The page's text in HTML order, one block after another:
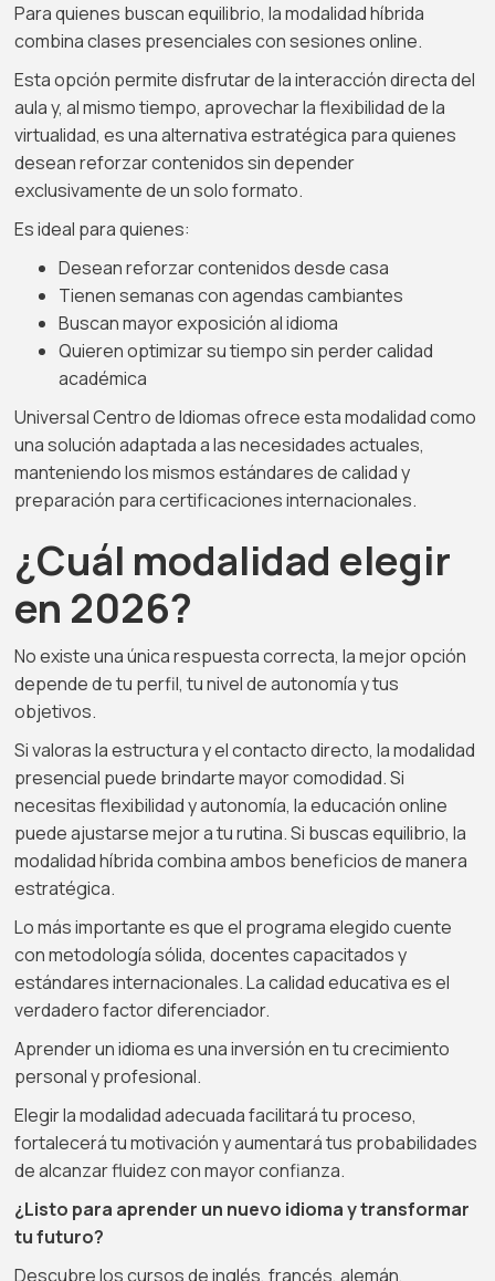
Para quienes buscan equilibrio, la modalidad híbrida
combina clases presenciales con sesiones online.
Esta opción permite disfrutar de la interacción directa del
aula y, al mismo tiempo, aprovechar la flexibilidad de la
virtualidad, es una alternativa estratégica para quienes
desean reforzar contenidos sin depender
exclusivamente de un solo formato.
Es ideal para quienes:
Desean reforzar contenidos desde casa
Tienen semanas con agendas cambiantes
Buscan mayor exposición al idioma
Quieren optimizar su tiempo sin perder calidad
académica
Universal Centro de Idiomas ofrece esta modalidad como
una solución adaptada a las necesidades actuales,
manteniendo los mismos estándares de calidad y
preparación para certificaciones internacionales.
¿Cuál modalidad elegir
en 2026?
No existe una única respuesta correcta, la mejor opción
depende de tu perfil, tu nivel de autonomía y tus
objetivos.
Si valoras la estructura y el contacto directo, la modalidad
presencial puede brindarte mayor comodidad. Si
necesitas flexibilidad y autonomía, la educación online
puede ajustarse mejor a tu rutina. Si buscas equilibrio, la
modalidad híbrida combina ambos beneficios de manera
estratégica.
Lo más importante es que el programa elegido cuente
con metodología sólida, docentes capacitados y
estándares internacionales. La calidad educativa es el
verdadero factor diferenciador.
Aprender un idioma es una inversión en tu crecimiento
personal y profesional.
Elegir la modalidad adecuada facilitará tu proceso,
fortalecerá tu motivación y aumentará tus probabilidades
de alcanzar fluidez con mayor confianza.
¿Listo para aprender un nuevo idioma y transformar
tu futuro?
Descubre los cursos de inglés, francés, alemán,